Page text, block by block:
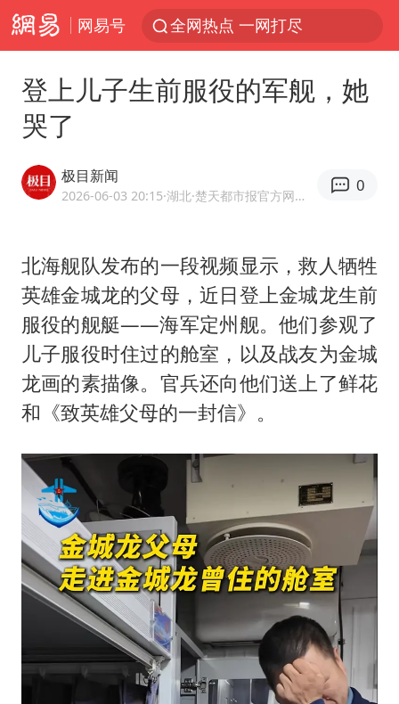
网易号 全网热点 一网打尽
登上儿子生前服役的军舰，她
哭了
极目新闻
2026-06-03 20:15·湖北 ·楚天都市报官方网易号
0
北海舰队发布的一段视频显示，救人牺牲
英雄金城龙的父母，近日登上金城龙生前
服役的舰艇——海军定州舰。他们参观了
儿子服役时住过的舱室，以及战友为金城
龙画的素描像。官兵还向他们送上了鲜花
和《致英雄父母的一封信》。